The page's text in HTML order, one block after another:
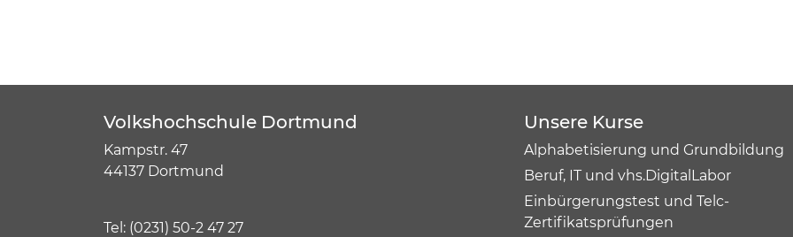
Volkshochschule Dortmund
Kampstr. 47
44137 Dortmund
Tel: (0231) 50-2 47 27
Unsere Kurse
Alphabetisierung und Grundbildung
Beruf, IT und vhs.DigitalLabor
Einbürgerungstest und Telc-
Zertifikatsprüfungen